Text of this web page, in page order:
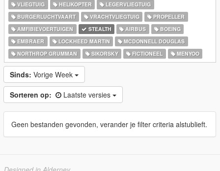
VLIEGTUIG
HELIKOPTER
LEGERVLIEGTUIG
BURGERLUCHTVAART
VRACHTVLIEGTUIG
PROPELLER
AMFIBIEVOERTUIGEN
STEALTH AIRBUS
BOEING
EMBRAER
LOCKHEED MARTIN
MCDONNELL DOUGLAS
NORTHROP GRUMMAN
SIKORSKY FICTIONEEL MENYOO
Sinds: Vorige Week
Sorteren op: Laatste versies
Geen bestanden gevonden, verander je filter criteria alstublieft.